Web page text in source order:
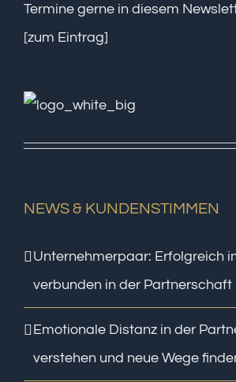
Termine gerne in diesem
[zum Eintrag]
NEWS & KUNDENSTIMMEN
Unternehmerpaar: Erfolgreich
verbunden in der Partnerschaft
Emotionale Distanz in der
verstehen und neue Wege